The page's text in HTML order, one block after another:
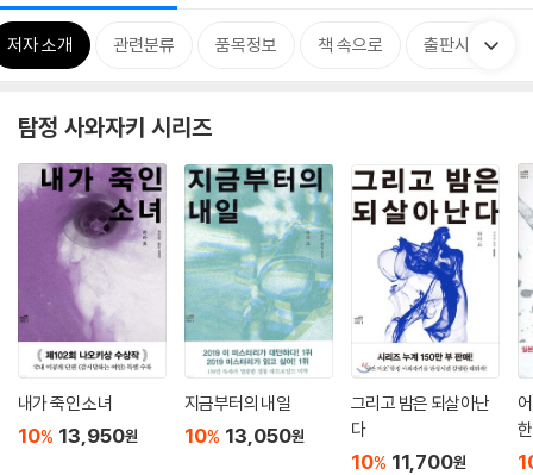
저자 소개 관련분류 품목정보 책 속으로 출판사 리뷰
탐정 사와자키 시리즈
내가 죽인 소녀
10% 13,950원
지금부터의 내일
10% 13,050원
그리고 밤은 되살아난
다
10% 11,700원